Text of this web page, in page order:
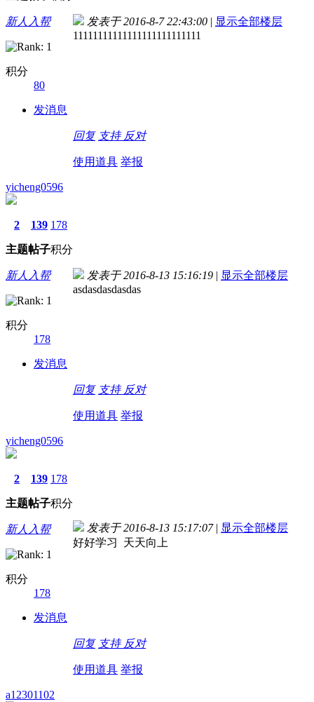
新人入帮
积分
80
发消息
发表于 2016-8-7 22:43:00 | 显示全部楼层
11111111111111111111111111
回复 支持 反对
使用道具 举报
yicheng0596
2
主题
139
帖子
178
积分
新人入帮
积分
178
发消息
发表于 2016-8-13 15:16:19 | 显示全部楼层
asdasdasdasdas
回复 支持 反对
使用道具 举报
yicheng0596
2
主题
139
帖子
178
积分
新人入帮
积分
178
发消息
发表于 2016-8-13 15:17:07 | 显示全部楼层
好好学习 天天向上
回复 支持 反对
使用道具 举报
a12301102